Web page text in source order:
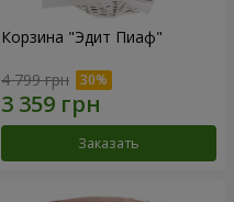
Корзина "Эдит Пиаф"
4 799 грн
Заказать